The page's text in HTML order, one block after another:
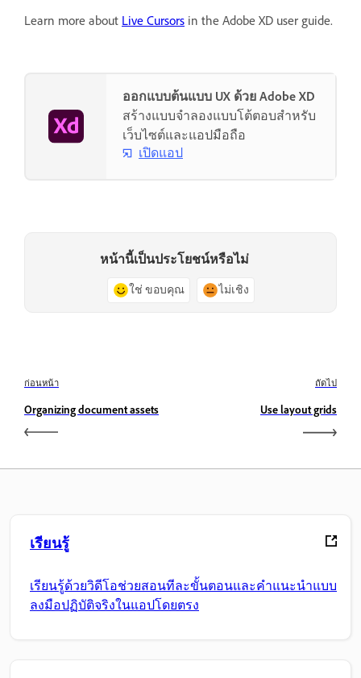
Learn more about Live Cursors in the Adobe XD user guide.
ออกแบบต้นแบบ UX ด้วย Adobe XD
สร้างแบบจำลองแบบโต้ตอบสำหรับ
เว็บไซต์และแอปมือถือ
เปิดแอป
หน้านี้เป็นประโยชน์หรือไม่
ใช่ ขอบคุณ ไม่เชิง
ก่อนหน้า
Organizing document assets
ถัดไป
Use layout grids
เรียนรู้
เรียนรู้ด้วยวิดีโอช่วยสอนทีละขั้นตอนและคำแนะนำแบบ
ลงมือปฏิบัติจริงในแอปโดยตรง